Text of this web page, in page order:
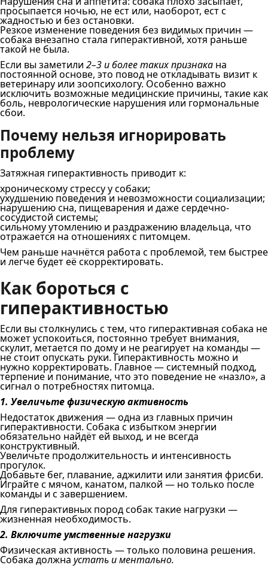
просыпается ночью, не ест или, наоборот, ест с
жадностью и без остановки.
Резкое изменение поведения без видимых причин —
собака внезапно стала гиперактивной, хотя раньше
такой не была.
Если вы заметили 2–3 и более таких признака на
постоянной основе, это повод не откладывать визит к
ветеринару или зоопсихологу. Особенно важно
исключить возможные медицинские причины, такие как
боль, неврологические нарушения или гормональные
сбои.
Почему нельзя игнорировать
проблему
Затяжная гиперактивность приводит к:
хроническому стрессу у собаки;
ухудшению поведения и невозможности социализации;
нарушению сна, пищеварения и даже сердечно-
сосудистой системы;
сильному утомлению и раздражению владельца, что
отражается на отношениях с питомцем.
Чем раньше начнётся работа с проблемой, тем быстрее
и легче будет её скорректировать.
Как бороться с
гиперактивностью
Если вы столкнулись с тем, что гиперактивная собака не
может успокоиться, постоянно требует внимания,
скулит, метается по дому и не реагирует на команды —
не стоит опускать руки. Гиперактивность можно и
нужно корректировать. Главное — системный подход,
терпение и понимание, что это поведение не «назло», а
сигнал о потребностях питомца.
1. Увеличьте физическую активность
Недостаток движения — одна из главных причин
гиперактивности. Собака с избытком энергии
обязательно найдёт ей выход, и не всегда
конструктивный.
Увеличьте продолжительность и интенсивность
прогулок.
Добавьте бег, плавание, аджилити или занятия фрисби.
Играйте с мячом, канатом, палкой — но только после
команды и с завершением.
Для гиперактивных пород собак такие нагрузки —
жизненная необходимость.
2. Включите умственные нагрузки
Физическая активность — только половина решения.
Собака должна устать и ментально.